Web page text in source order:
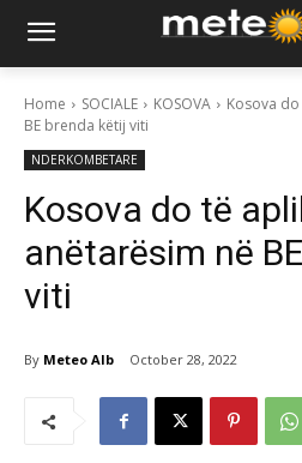
Home SOCIALE KOSOVA
Kosova
BE brenda këtij viti
NDERKOMBETARE
Kosova do të
anëtarësim në
viti
By Meteo Alb October 28, 2022